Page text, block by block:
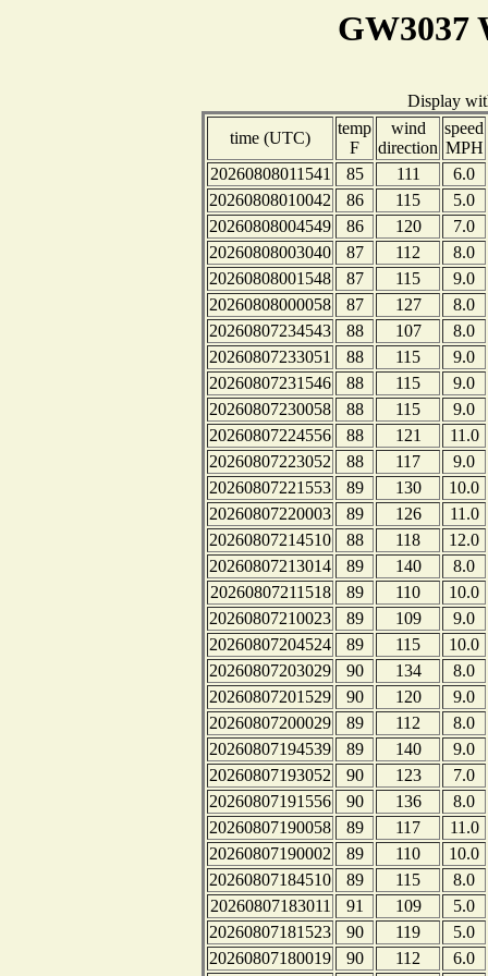
GW3037
Display
time (UTC)
temp
F
wind
direction
speed
MPH
20260808011541
85 111
6.0
20260808010042
86 115
5.0
20260808004549
86 120
7.0
20260808003040
87 112
8.0
20260808001548
87 115
9.0
20260808000058
87 127
8.0
20260807234543
88 107
8.0
20260807233051
88 115
9.0
20260807231546
88 115
9.0
20260807230058
88 115
9.0
20260807224556
88 121
11.0
20260807223052
88 117
9.0
20260807221553
89 130
10.0
20260807220003
89 126
11.0
20260807214510
88 118
12.0
20260807213014
89 140
8.0
20260807211518
89 110
10.0
20260807210023
89 109
9.0
20260807204524
89 115
10.0
20260807203029
90 134
8.0
20260807201529
90 120
9.0
20260807200029
89 112
8.0
20260807194539
89 140
9.0
20260807193052
90 123
7.0
20260807191556
90 136
8.0
20260807190058
89 117
11.0
20260807190002
89 110
10.0
20260807184510
89 115
8.0
20260807183011
91 109
5.0
20260807181523
90 119
5.0
20260807180019
90 112
6.0